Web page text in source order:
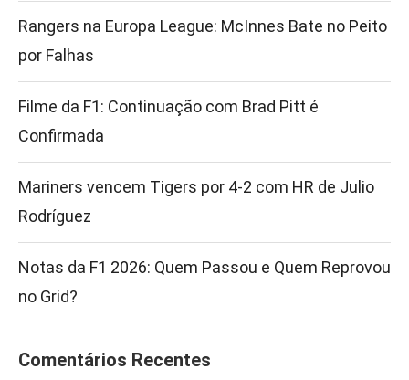
Rangers na Europa League: McInnes Bate no Peito
por Falhas
Filme da F1: Continuação com Brad Pitt é
Confirmada
Mariners vencem Tigers por 4-2 com HR de Julio
Rodríguez
Notas da F1 2026: Quem Passou e Quem Reprovou
no Grid?
Comentários Recentes